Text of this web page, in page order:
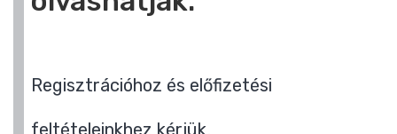
Regisztrációhoz és előfizetési
feltételeinkhez kérjük,